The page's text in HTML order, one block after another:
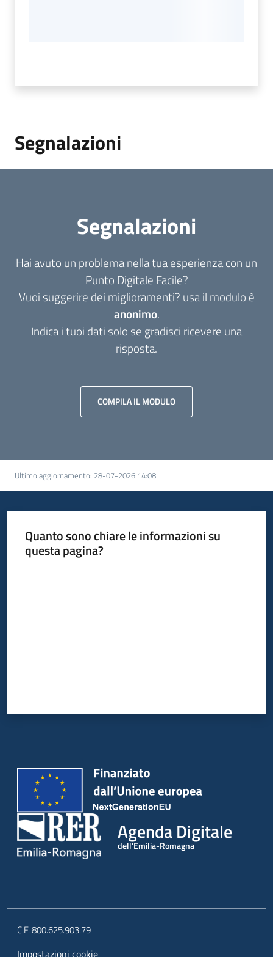
Segnalazioni
Segnalazioni
Hai avuto un problema nella tua esperienza con un
Punto Digitale Facile?
Vuoi suggerire dei miglioramenti? usa il modulo è
anonimo.
Indica i tuoi dati solo se gradisci ricevere una
risposta.
COMPILA IL MODULO
Ultimo aggiornamento: 28-07-2026 14:08
Quanto sono chiare le informazioni su
questa pagina?
Agenda Digitale
dell'Emilia-Romagna
C.F. 800.625.903.79